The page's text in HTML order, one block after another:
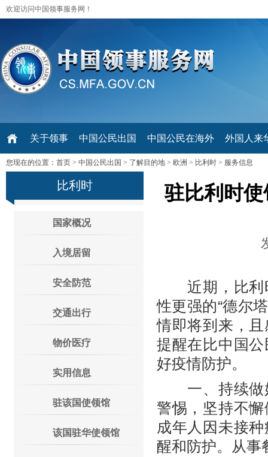
欢迎访问中国领事服务网！
关于领事 中国公民出国 中国公民在海外 外国人来
您现在的位置： 首页 > 中国公民出国 > 了解目的地 > 欧洲 > 比利时 > 服务信息
比利时
国家概况
入境居留
安全防范
交通出行
物价医疗
实用信息
驻该国使领馆
该国驻华使领馆
驻比利时
近期，比利时
性更强的“德尔
情即将到来，
提醒在比中国
好疫情防护。
一、持续做好
警惕，坚持不
成年人因未接
醒和防护。从事